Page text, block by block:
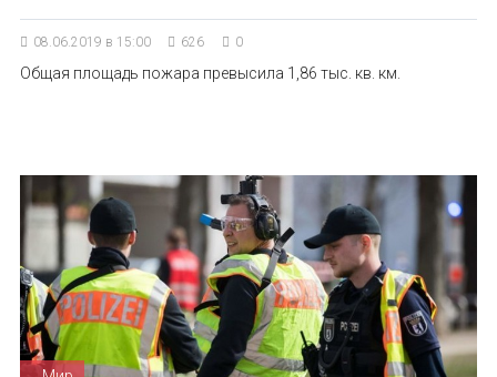
08.06.2019 в 15:00 626 0
Общая площадь пожара превысила 1,86 тыс. кв. км.